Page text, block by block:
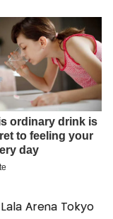
Arena Tokyo